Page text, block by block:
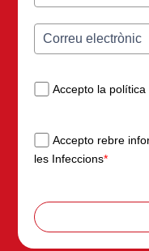
Accepto la
Accepto rebre
les Infeccions*